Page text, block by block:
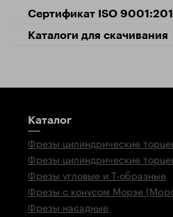
Сертификат ISO
Каталоги для скачивания
Путеводитель
Каталог
Фрезы цилиндрические
Фрезы цилиндрические
Фрезы угловые и Т-образные
Фрезы с конусом Морзе
Фрезы насадные